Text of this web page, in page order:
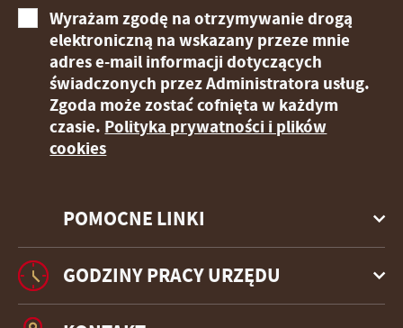
POMOCNE LINKI
Wyrażam zgodę na otrzymywanie drogą
elektroniczną na wskazany przeze mnie
adres e-mail informacji dotyczących
świadczonych przez Administratora usług.
Zgoda może zostać cofnięta w każdym
czasie. Polityka prywatności i plików
cookies
GODZINY PRACY URZĘDU